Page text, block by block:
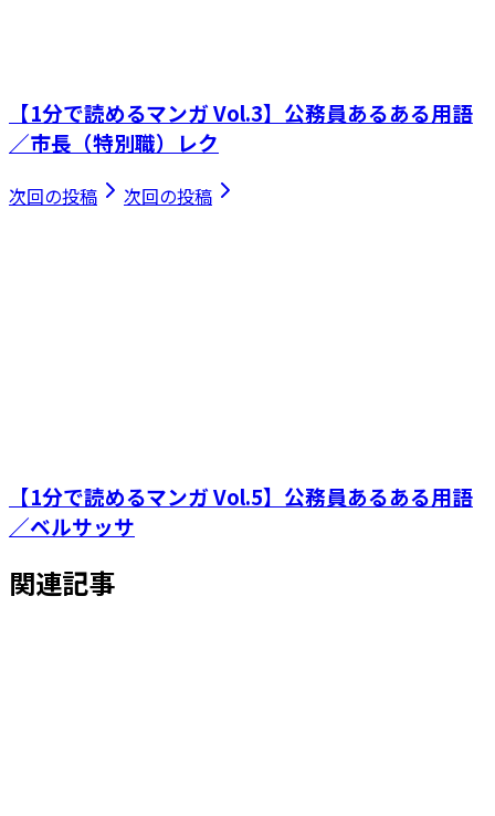
【1分で読めるマンガ Vol.3】公務員あるある用語
／市長（特別職）レク
次回の投稿 次回の投稿
【1分で読めるマンガ Vol.5】公務員あるある用語
／ベルサッサ
関連記事